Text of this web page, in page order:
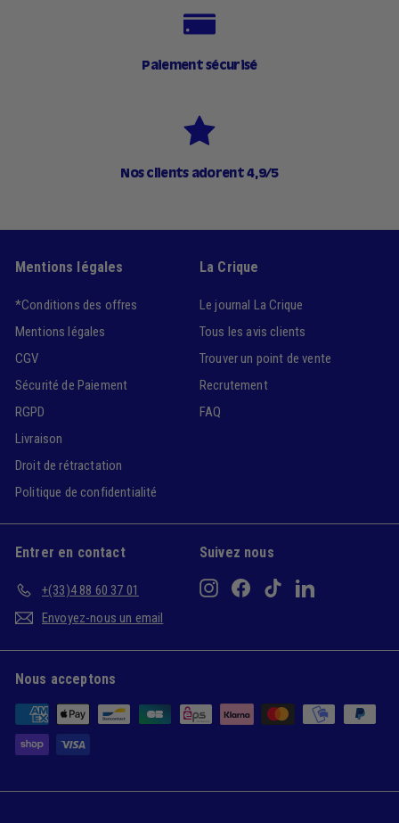
Paiement sécurisé
Nos clients adorent 4,9/5
Mentions légales
*Conditions des offres
Mentions légales
CGV
Sécurité de Paiement
RGPD
Livraison
Droit de rétractation
Politique de confidentialité
La Crique
Le journal La Crique
Tous les avis clients
Trouver un point de vente
Recrutement
FAQ
Entrer en contact
+(33)4 88 60 37 01
Envoyez-nous un email
Suivez nous
InstagramFacebookTikTokLinkedIn
Nous acceptons